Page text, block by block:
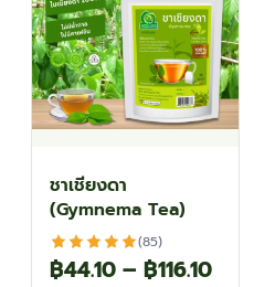
ชาเชียงดา
(Gymnema Tea)
(85)
฿44.10 – ฿116.10Price